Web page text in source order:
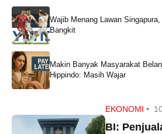
Wajib Menang Lawan
Bangkit
Makin Banyak Masyarakat
Hippindo: Masih Wajar
EKONOMI •
BI: